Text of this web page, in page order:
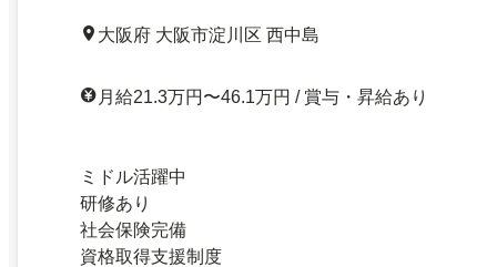
大阪府 大阪市淀川区 西中島
月給21.3万円〜46.1万円 / 賞与・昇給あり
ミドル活躍中
研修あり
社会保険完備
資格取得支援制度